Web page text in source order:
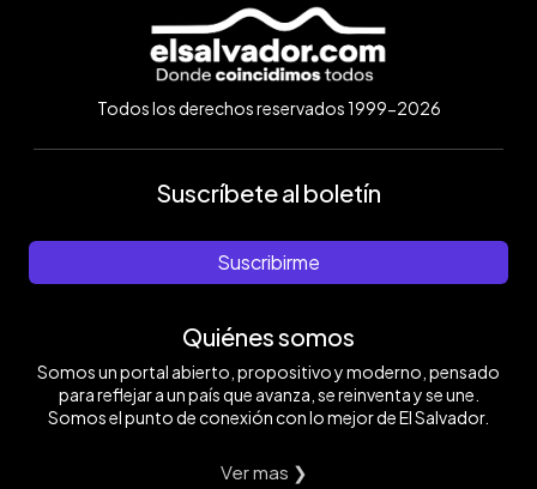
Todos los derechos reservados 1999-2026
Suscríbete al boletín
Suscribirme
Quiénes somos
Somos un portal abierto, propositivo y moderno, pensado
para reflejar a un país que avanza, se reinventa y se une.
Somos el punto de conexión con lo mejor de El Salvador.
Ver mas ❯